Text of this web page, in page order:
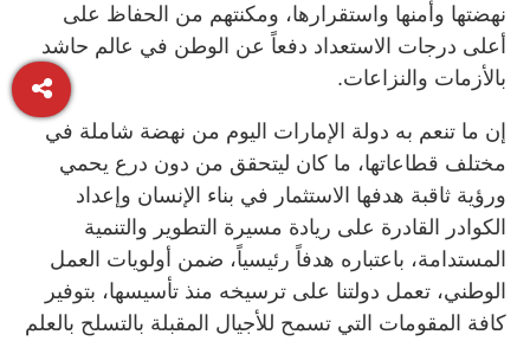
نهضتها وأمنها واستقرارها، ومكنتهم من الحفاظ على
أعلى درجات الاستعداد دفعاً عن الوطن في عالم حاشد
بالأزمات والنزاعات.
إن ما تنعم به دولة الإمارات اليوم من نهضة شاملة في
مختلف قطاعاتها، ما كان ليتحقق من دون درع يحمي
ورؤية ثاقبة هدفها الاستثمار في بناء الإنسان وإعداد
الكوادر القادرة على ريادة مسيرة التطوير والتنمية
المستدامة، باعتباره هدفاً رئيسياً، ضمن أولويات العمل
الوطني، تعمل دولتنا على ترسيخه منذ تأسيسها، بتوفير
كافة المقومات التي تسمح للأجيال المقبلة بالتسلح بالعلم